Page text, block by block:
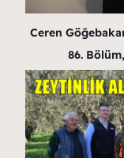
Ceren
86.